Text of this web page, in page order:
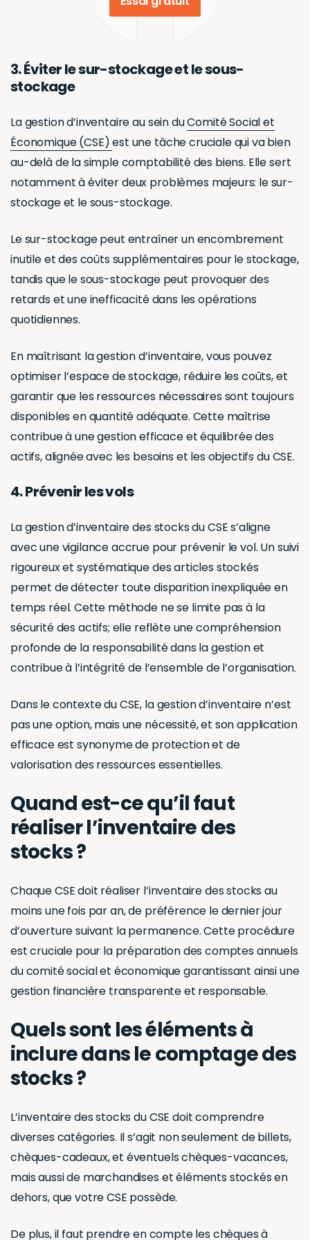
du stock présent dans les
zones de stockage
La réalisation de l’inventaire aide à déterminer la
valeur réelle des articles stockés dans les différents
espaces de stockage. Cela garantit que la valeur
enregistrée dans les livres correspond à la valeur
réelle du matériel, aidant ainsi à une évaluation
précise des actifs de l’organisation.
Une meilleure façon de s’assurer autant de la valeur
réelle du stock présent dans les zones de stockage
qui figurent dans le bilan est d’utiliser un logiciel de
gestion d’inventaire.
avec Hector
Utilisez un outil d’inventaire fait pour les CSE.
Essai gratuit
3. Éviter le sur-stockage
et le sous-stockage
La gestion d’inventaire au sein duComité Social et
Économique (CSE)est une tâche cruciale qui va
bien au-delà de la simple comptabilité des biens.
Elle sert notamment à éviter deux problèmes
majeurs: le sur-stockage et le sous-stockage.
inutile et des coûts supplémentaires pour le
stockage, tandis que le sous-stockage peut
provoquer des retards et une inefficacité dans les
opérations quotidiennes.
optimiser l’espace de stockage, réduire les coûts,
et garantir que les ressources nécessaires sont
toujours disponibles en quantité adéquate. Cette
maîtrise contribue à une gestion efficace et
objectifs du CSE.
4. Prévenir les vols
La gestion d’inventaire des stocks du CSE s’aligne